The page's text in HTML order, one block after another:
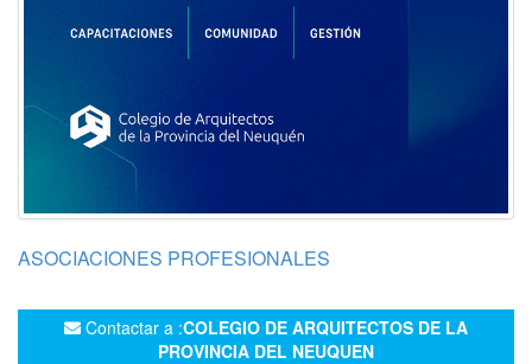
ASOCIACIONES PROFESIONALES
Contactar a :COLEGIO DE ARQUITECTOS DE LA
PROVINCIA DEL NEUQUEN